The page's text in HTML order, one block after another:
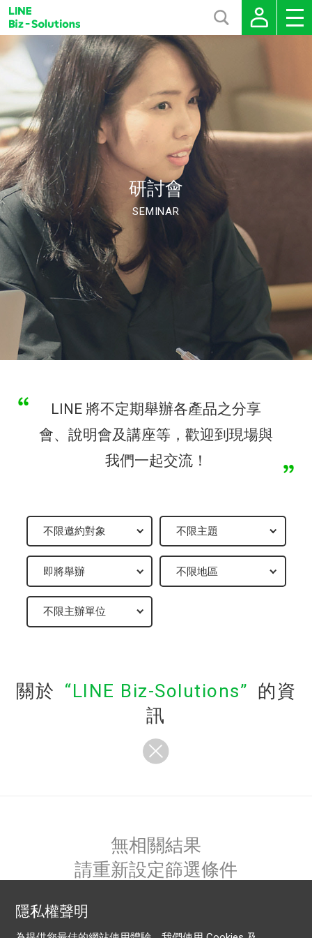
研討會
SEMINAR
LINE 將不定期舉辦各產品之分享
會、說明會及講座等，歡迎到現場與
我們一起交流！
關於 LINE Biz-Solutions
的資
訊
無相關結果
請重新設定篩選條件
隱私權聲明